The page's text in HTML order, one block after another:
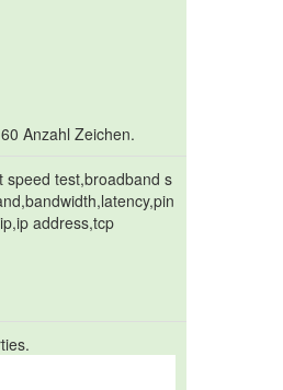
Anzahl Zeichen.
speed test,broadband s
address,tcp